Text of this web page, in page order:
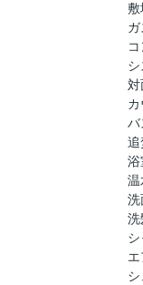
敷
ガ
対
バ
追
浴
温
洗
洗